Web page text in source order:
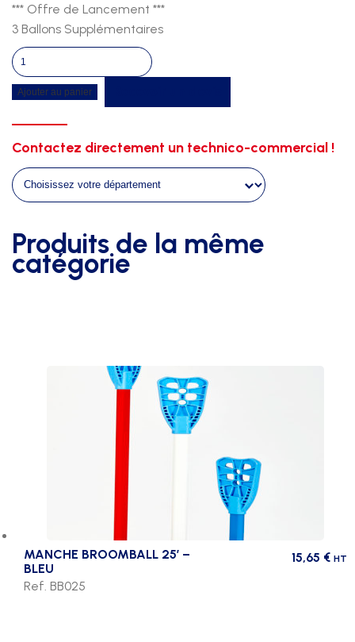
*** Offre de Lancement ***
3 Ballons Supplémentaires
quantité
de
Kit
initiation
jeune
44'
lot
de
6
Ajouter au panier
Contactez directement un technico-commercial !
Produits de la même
catégorie
MANCHE BROOMBALL 25′ –
BLEU
15,65 € HT
Ref. BB025